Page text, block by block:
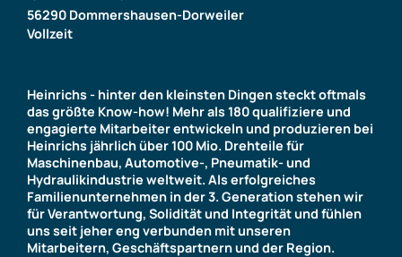
Karriere
56290 Dommershausen-Dorweiler
Vollzeit
Heinrichs - hinter den kleinsten Dingen steckt oftmals
das größte Know-how! Mehr als 180 qualifiziere und
engagierte Mitarbeiter entwickeln und produzieren bei
Heinrichs jährlich über 100 Mio. Drehteile für
Maschinenbau, Automotive-, Pneumatik- und
Hydraulikindustrie weltweit. Als erfolgreiches
Familienunternehmen in der 3. Generation stehen wir
für Verantwortung, Solidität und Integrität und fühlen
uns seit jeher eng verbunden mit unseren
Mitarbeitern, Geschäftspartnern und der Region.